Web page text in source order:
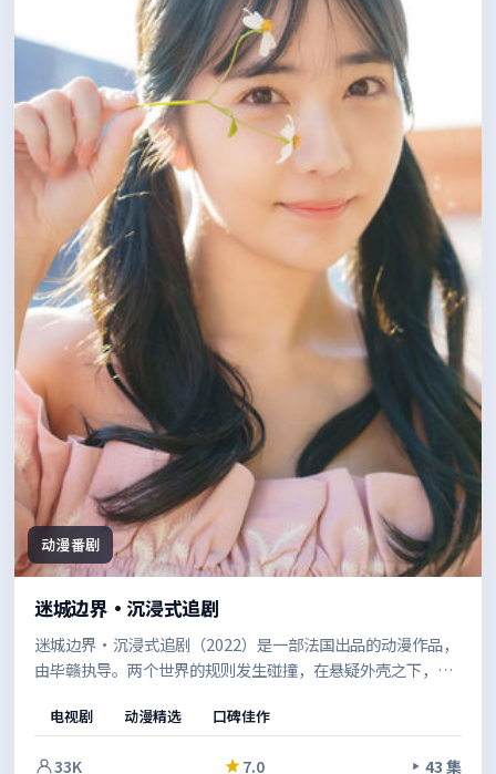
动漫番剧
迷城边界·沉浸式追剧
迷城边界·沉浸式追剧（2022）是一部法国出品的动漫作品，
由毕赣执导。两个世界的规则发生碰撞，在悬疑外壳之下，探
高。
电视剧 动漫精选 口碑佳作
33K 7.0 43 集